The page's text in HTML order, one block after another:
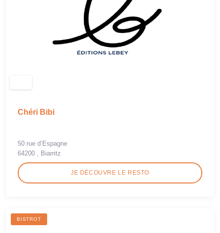
Chéri Bibi
50 rue d’Espagne
64200 , Biarritz
JE DÉCOUVRE LE RESTO
BISTROT